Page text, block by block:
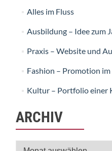
Alles im Fluss
Ausbildung – Idee zum
Praxis – Website und
Fashion – Promotion
Kultur – Portfolio einer
ARCHIV
Archiv